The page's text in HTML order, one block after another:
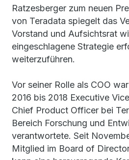
Ratzesberger zum neuen
von Teradata spiegelt das
Vorstand und Aufsichtsrat
eingeschlagene Strategie
weiterzuführen.
Vor seiner Rolle als COO
2016 bis 2018 Executive
Chief Product Officer bei
Bereich Forschung und
verantwortete. Seit
Mitglied im Board of